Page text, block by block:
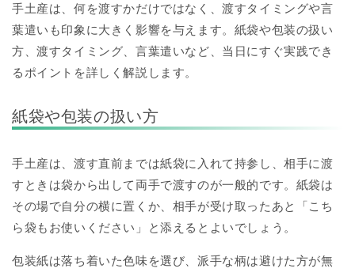
手土産は、何を渡すかだけではなく、渡すタイミングや言
葉遣いも印象に大きく影響を与えます。紙袋や包装の扱い
方、渡すタイミング、言葉遣いなど、当日にすぐ実践でき
るポイントを詳しく解説します。
紙袋や包装の扱い方
手土産は、渡す直前までは紙袋に入れて持参し、相手に渡
すときは袋から出して両手で渡すのが一般的です。紙袋は
その場で自分の横に置くか、相手が受け取ったあと「こち
ら袋もお使いください」と添えるとよいでしょう。
包装紙は落ち着いた色味を選び、派手な柄は避けた方が無